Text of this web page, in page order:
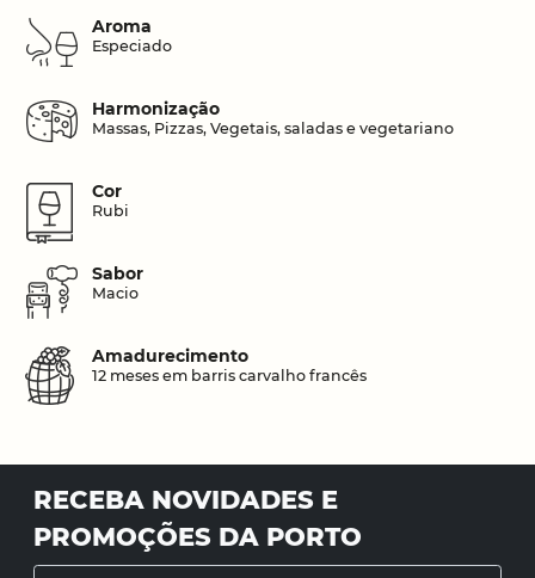
Aroma
Especiado
Harmonização
Massas, Pizzas, Vegetais, saladas e vegetariano
Cor
Rubi
Sabor
Macio
Amadurecimento
12 meses em barris carvalho francês
RECEBA NOVIDADES E
PROMOÇÕES DA PORTO